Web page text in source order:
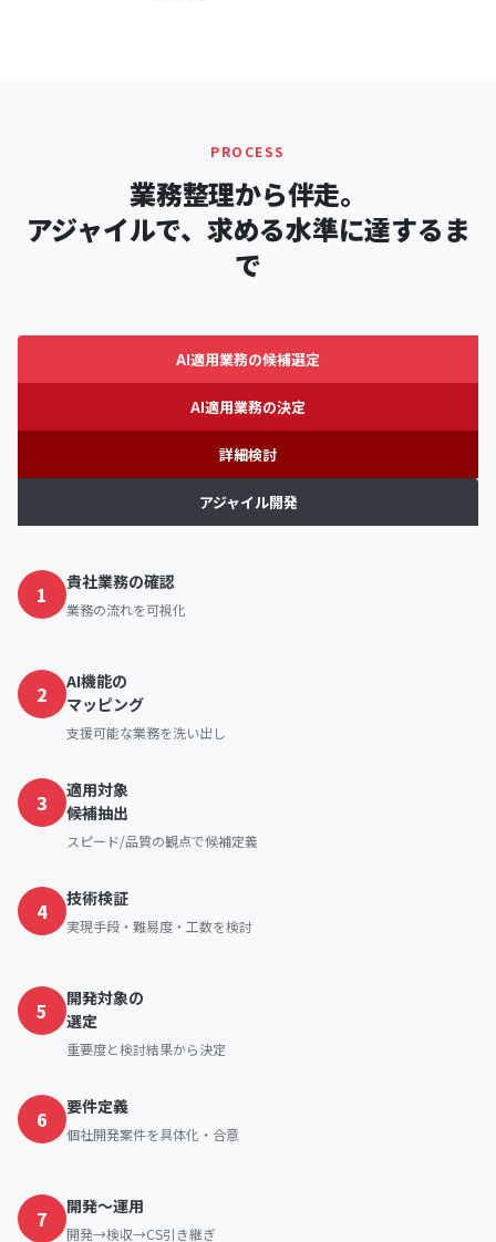
PROCESS
業務整理から伴走。
アジャイルで、求める水準に達するま
で
AI適用業務の候補選定
AI適用業務の決定
詳細検討
アジャイル開発
1 貴社業務の確認
業務の流れを可視化
2
AI機能の
マッピング
支援可能な業務を洗い出し
3
適用対象
候補抽出
スピード/品質の観点で候補定義
4 技術検証
実現手段・難易度・工数を検討
5
開発対象の
選定
重要度と検討結果から決定
6 要件定義
個社開発案件を具体化・合意
7 開発〜運用
開発→検収→CS引き継ぎ